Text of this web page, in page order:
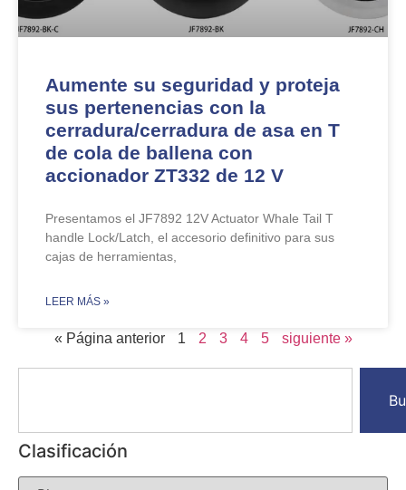
Aumente su seguridad y proteja
sus pertenencias con la
cerradura/cerradura de asa en T
de cola de ballena con
accionador ZT332 de 12 V
Presentamos el JF7892 12V Actuator Whale Tail T
handle Lock/Latch, el accesorio definitivo para sus
cajas de herramientas,
​LEER MÁS »
« Página anterior 1 2 3 4 5 siguiente »
Clasificación